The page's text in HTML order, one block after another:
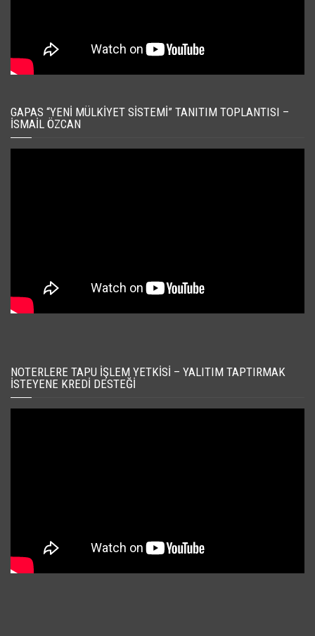
GAPAS “YENI MÜLKIYET SISTEMI” TANITIM TOPLANTISI –
İSMAIL ÖZCAN
NOTERLERE TAPU İŞLEM YETKISI – YALITIM TAPTIRMAK
İSTEYENE KREDI DESTEĞI